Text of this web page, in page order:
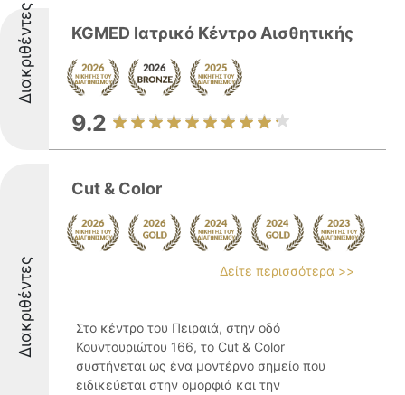
Διακριθέντες KGMED Ιατρικό Κέντρο Αισθητικής
9.2
Διακριθέντες
Cut & Color
Δείτε περισσότερα >>
Στο κέντρο του Πειραιά, στην οδό
Κουντουριώτου 166, το Cut & Color
συστήνεται ως ένα μοντέρνο σημείο που
ειδικεύεται στην ομορφιά και την